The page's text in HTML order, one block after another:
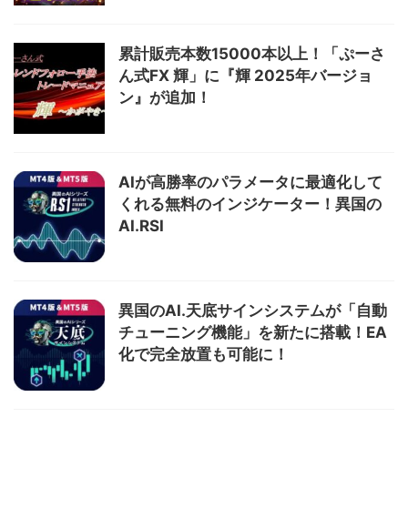
累計販売本数15000本以上！「ぷーさ
ん式FX 輝」に『輝 2025年バージョ
ン』が追加！
AIが高勝率のパラメータに最適化して
くれる無料のインジケーター！異国の
AI.RSI
異国のAI.天底サインシステムが「自動
チューニング機能」を新たに搭載！EA
化で完全放置も可能に！